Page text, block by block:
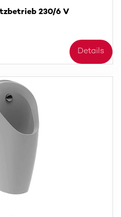
230/6 V
Details